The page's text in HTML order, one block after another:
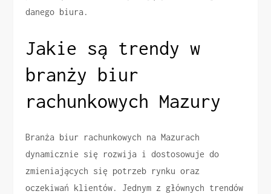
danego biura.
Jakie są trendy w
branży biur
rachunkowych Mazury
Branża biur rachunkowych na Mazurach
dynamicznie się rozwija i dostosowuje do
zmieniających się potrzeb rynku oraz
oczekiwań klientów. Jednym z głównych trendów